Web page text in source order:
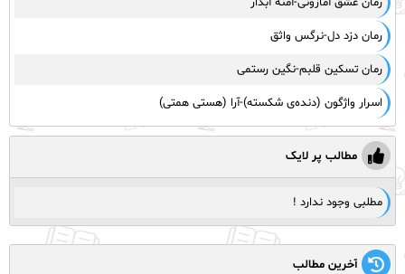
رمان دزد دل-نرگس واثق
رمان تسکین قلبم-نگین رستمی
اسرار واژگون (دنده‌ی شکسته)-آرا (هستی همتی)
مطالب پر لایک
مطلبی وجود ندارد !
آخرین مطالب